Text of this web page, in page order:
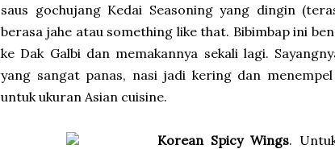
saus gochujang Kedai Seasoning yang dingin
berasa jahe atau something like that. Bibimbap ini
ke Dak Galbi dan memakannya sekali lagi.
yang sangat panas, nasi jadi kering dan
untuk ukuran Asian cuisine.
Korean Spicy Wings.